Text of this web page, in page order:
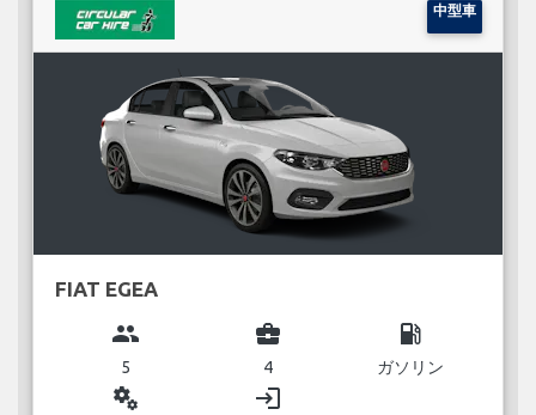
中型車
FIAT EGEA
group
5
business_center
4
local_gas_station
ガソリン
miscellaneous_services login